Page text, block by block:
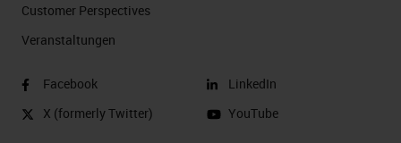
Customer Perspectives​
Veranstaltungen
Facebook
X (formerly Twitter)
LinkedIn
YouTube